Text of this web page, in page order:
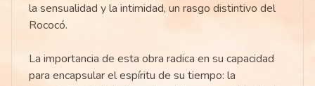
la sensualidad y la intimidad, un rasgo distintivo del
Rococó.
La importancia de esta obra radica en su capacidad
para encapsular el espíritu de su tiempo: la